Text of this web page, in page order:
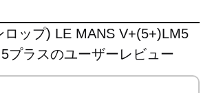
ロップ) LE MANS V+(5+)LM5
プラスのユーザーレビュー